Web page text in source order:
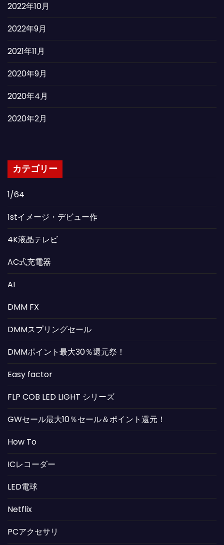
2022年10月
2022年9月
2021年11月
2020年9月
2020年4月
2020年2月
カテゴリー
1/64
1stイメージ・デビュー作
4K液晶テレビ
AC式充電器
AI
DMM FX
DMMスプリングセール
DMMポイント最大30％還元祭！
Easy factor
FLP COB LED LIGHT シリーズ
GWセール最大10％セール＆ポイント還元！
How To
ICレコーダー
LED電球
Netflix
PCアクセサリ